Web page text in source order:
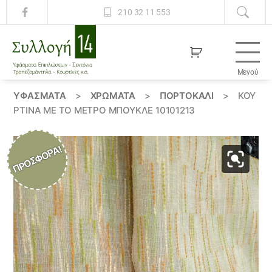
210 32 11 553
14
Μενού
ΥΦΆΣΜΑΤΑ > ΧΡΏΜΑΤΑ > ΠΟΡΤΟΚΑΛΙ >
ΚΟΥ
ΡΤΊΝΑ ΜΕ ΤΟ ΜΈΤΡΟ ΜΠΟΥΚΛΈ 10101213
ΠΡΟΣΦΟΡΆ!